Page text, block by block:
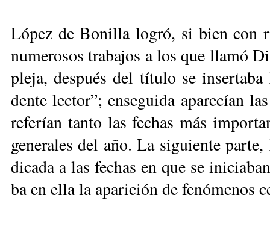
Ló­pez de Bo­ni­lla lo­gró, si bien con
nu­me­ro­sos tra­ba­jos a los que lla­mó
ple­ja, des­pués del tí­tu­lo se
den­te lec­tor”; en­se­gui­da apa­re­cían
re­fe­rían tan­to las fe­chas más
ge­ne­ra­les del año. La si­guien­te
di­ca­da a las fe­chas en que se
ba en ella la apa­ri­ción de fe­nó­me­nos